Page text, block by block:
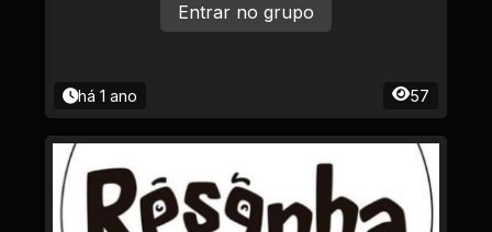
há 1 ano 57
Entrar no grupo